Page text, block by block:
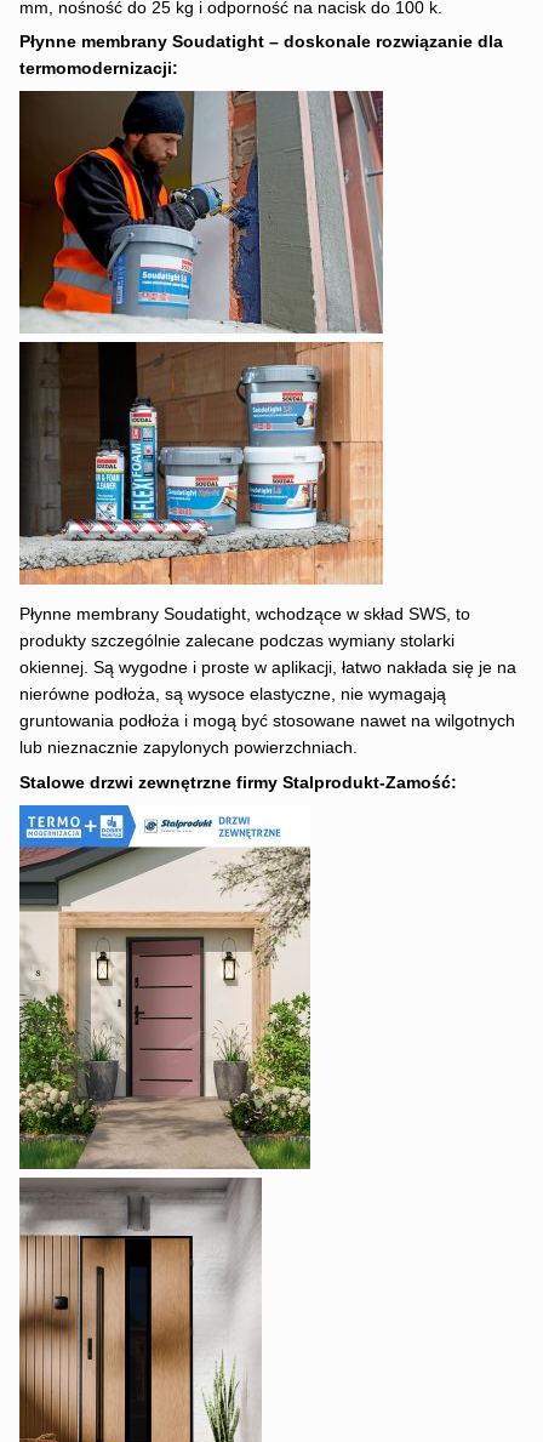
mm, nośność do 25 kg i odporność na nacisk do 100 k.
Płynne membrany Soudatight – doskonale rozwiązanie dla
termomodernizacji:
Płynne membrany Soudatight, wchodzące w skład SWS, to
produkty szczególnie zalecane podczas wymiany stolarki
okiennej. Są wygodne i proste w aplikacji, łatwo nakłada się je na
nierówne podłoża, są wysoce elastyczne, nie wymagają
gruntowania podłoża i mogą być stosowane nawet na wilgotnych
lub nieznacznie zapylonych powierzchniach.
Stalowe drzwi zewnętrzne firmy Stalprodukt-Zamość: